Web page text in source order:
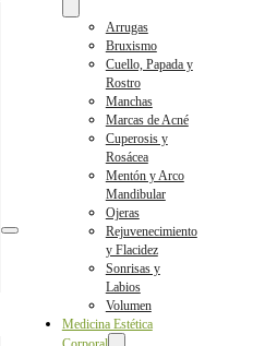
Arrugas
Bruxismo
Cuello, Papada y
Rostro
Manchas
Marcas de Acné
Cuperosis y
Rosácea
Mentón y Arco
Mandibular
Ojeras
Rejuvenecimiento
y Flacidez
Sonrisas y
Labios
Volumen
Medicina Estética